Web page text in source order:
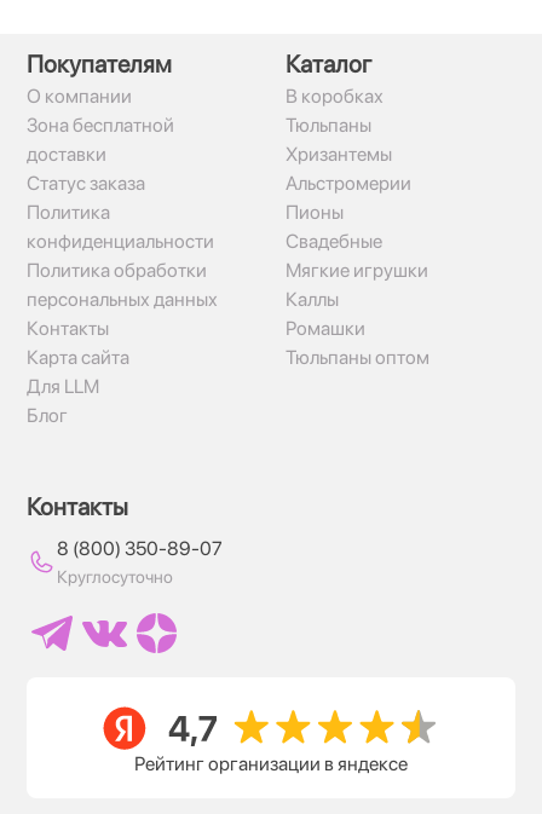
Покупателям
О компании
Зона бесплатной
доставки
Статус заказа
Политика
конфиденциальности
Политика обработки
персональных данных
Контакты
Карта сайта
Для LLM
Блог
Каталог
В коробках
Тюльпаны
Хризантемы
Альстромерии
Пионы
Свадебные
Мягкие игрушки
Каллы
Ромашки
Тюльпаны оптом
Контакты
8 (800) 350-89-07
Круглосуточно
Рейтинг организации в яндексе